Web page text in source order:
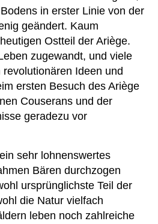
in erster Linie von der
geändert. Kaum
Ostteil der Ariège.
zugewandt, und viele
Ideen und
ersten Besuch des Ariège
Couserans und der
geradezu vor
sehr lohnenswertes
Bären durchzogen
ursprünglichste Teil der
die Natur vielfach
leben noch zahlreiche